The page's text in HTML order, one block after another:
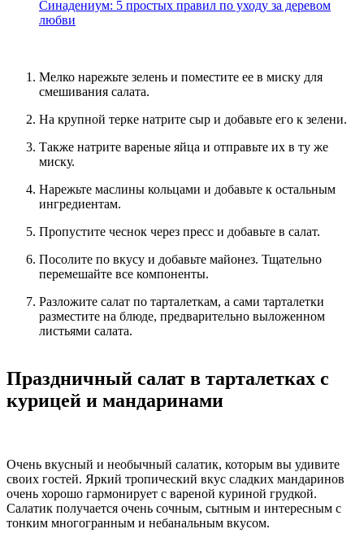
Синадениум: 5 простых правил по уходу за деревом
любви
Мелко нарежьте зелень и поместите ее в миску для
смешивания салата.
На крупной терке натрите сыр и добавьте его к зелени.
Также натрите вареные яйца и отправьте их в ту же
миску.
Нарежьте маслины кольцами и добавьте к остальным
ингредиентам.
Пропустите чеснок через пресс и добавьте в салат.
Посолите по вкусу и добавьте майонез. Тщательно
перемешайте все компоненты.
Разложите салат по тарталеткам, а сами тарталетки
разместите на блюде, предварительно выложенном
листьями салата.
Праздничный салат в тарталетках с
курицей и мандаринами
Очень вкусный и необычный салатик, которым вы удивите
своих гостей. Яркий тропический вкус сладких мандаринов
очень хорошо гармонирует с вареной куриной грудкой.
Салатик получается очень сочным, сытным и интересным с
тонким многогранным и небанальным вкусом.